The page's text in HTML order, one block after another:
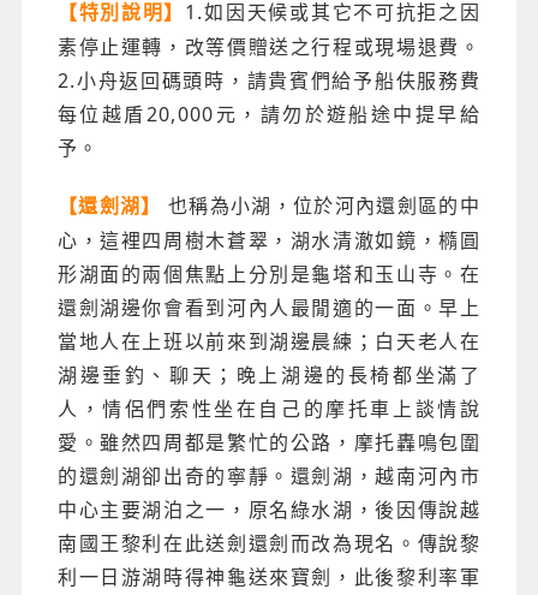
【特別說明】 1.如因天候或其它不可抗拒之因
素停止運轉，改等價贈送之行程或現場退費。
2.小舟返回碼頭時，請貴賓們給予船伕服務費
每位越盾20,000元，請勿於遊船途中提早給
予。
【還劍湖】
也稱為小湖，位於河內還劍區的中
心，這裡四周樹木蒼翠，湖水清澈如鏡，橢圓
形湖面的兩個焦點上分別是龜塔和玉山寺。在
還劍湖邊你會看到河內人最閒適的一面。早上
當地人在上班以前來到湖邊晨練；白天老人在
湖邊垂釣、聊天；晚上湖邊的長椅都坐滿了
人，情侶們索性坐在自己的摩托車上談情說
愛。雖然四周都是繁忙的公路，摩托轟鳴包圍
的還劍湖卻出奇的寧靜。還劍湖，越南河內市
中心主要湖泊之一，原名綠水湖，後因傳說越
南國王黎利在此送劍還劍而改為現名。傳說黎
利一日游湖時得神龜送來寶劍，此後黎利率軍